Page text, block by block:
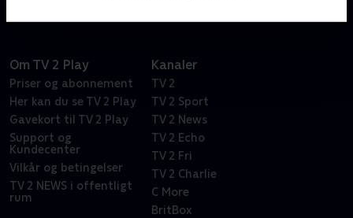
Om TV 2 Play
Priser og abonnement
Her kan du se TV 2 Play
Gavekort til TV 2 Play
Support og
Kundecenter
Vilkår og betingelser
TV 2 NEWS i offentligt
rum
Kanaler
TV 2
TV 2 Sport
TV 2 News
TV 2 Echo
TV 2 Fri
TV 2 Charlie
C More
BritBox